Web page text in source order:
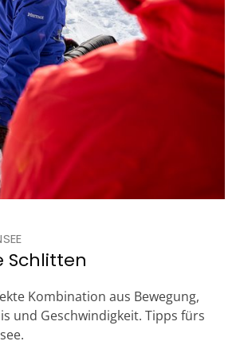
Schlitten
Kombination aus Bewegung,
und Geschwindigkeit. Tipps fürs